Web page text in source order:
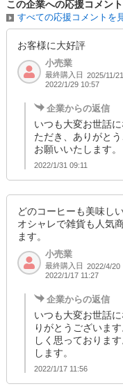
この企業への応援コメン
すべての応援コメントを
お客様に大好評
小売業
最終購入日 2025/11/21
2022/1/29 10:57
企業からの返信
いつも大変お世話
ただき、ありがと
お願いいたします。
2022/1/31 09:11
どのコーヒーも美味し
オシャレで雑貨も人気
ます。
小売業
最終購入日 2022/4/20
2022/1/17 11:27
企業からの返信
いつも大変お世話
りがとうございま
しく思っておりま
します。
2022/1/17 11:56